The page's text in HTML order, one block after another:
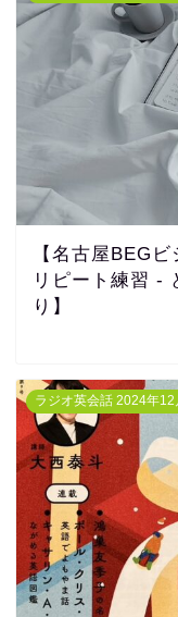
【名古屋BEG
リピート練習 -
り】
ラジオ英会話 2024年